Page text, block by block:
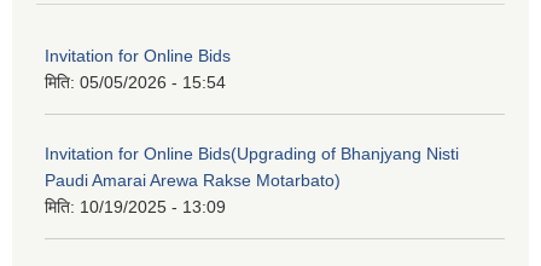
Invitation for Online Bids
मिति: 05/05/2026 - 15:54
Invitation for Online Bids(Upgrading of Bhanjyang Nisti
Paudi Amarai Arewa Rakse Motarbato)
मिति: 10/19/2025 - 13:09